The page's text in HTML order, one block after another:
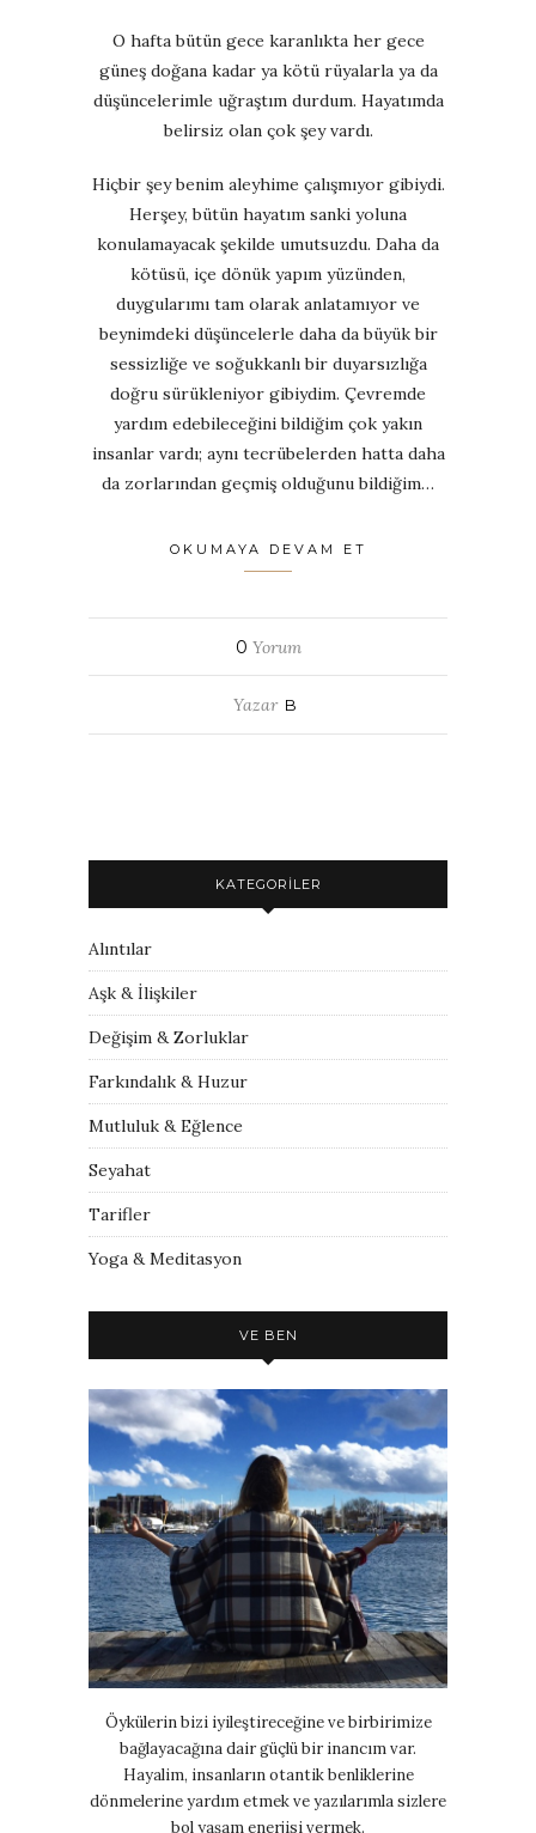
O hafta bütün gece karanlıkta her gece
güneş doğana kadar ya kötü rüyalarla ya da
düşüncelerimle uğraştım durdum. Hayatımda
belirsiz olan çok şey vardı.
Hiçbir şey benim aleyhime çalışmıyor gibiydi.
Herşey, bütün hayatım sanki yoluna
konulamayacak şekilde umutsuzdu. Daha da
kötüsü, içe dönük yapım yüzünden,
duygularımı tam olarak anlatamıyor ve
beynimdeki düşüncelerle daha da büyük bir
sessizliğe ve soğukkanlı bir duyarsızlığa
doğru sürükleniyor gibiydim. Çevremde
yardım edebileceğini bildiğim çok yakın
insanlar vardı; aynı tecrübelerden hatta daha
da zorlarından geçmiş olduğunu bildiğim…
OKUMAYA DEVAM ET
0 Yorum
Yazar B
KATEGORILER
Alıntılar
Aşk & İlişkiler
Değişim & Zorluklar
Farkındalık & Huzur
Mutluluk & Eğlence
Seyahat
Tarifler
Yoga & Meditasyon
VE BEN
Öykülerin bizi iyileştireceğine ve birbirimize
bağlayacağına dair güçlü bir inancım var.
Hayalim, insanların otantik benliklerine
dönmelerine yardım etmek ve yazılarımla sizlere
bol yaşam enerjisi vermek.